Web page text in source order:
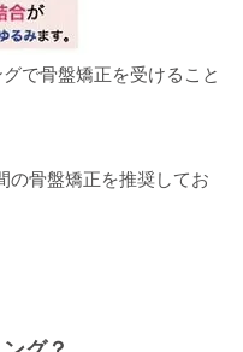
で骨盤矯正を受けること
の骨盤矯正を推奨してお